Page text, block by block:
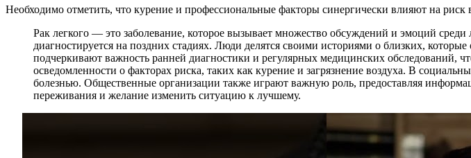
Необходимо отметить, что курение и профессиональные факторы синергически влияют на риск
Рак легкого — это заболевание, которое вызывает множество обсуждений и эмоций
диагностируется на поздних стадиях. Люди делятся своими историями о близких,
подчеркивают важность ранней диагностики и регулярных медицинских
осведомленности о факторах риска, таких как курение и загрязнение воздуха. В
болезнью. Общественные организации также играют важную роль, предоставляя
переживания и желание изменить ситуацию к лучшему.